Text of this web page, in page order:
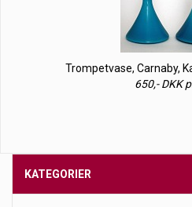
Trompetvase, Carnaby,
650,- DKK
KATEGORIER